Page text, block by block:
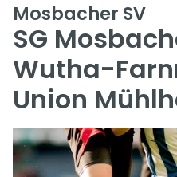
Mosbacher SV
SG
Wutha-
Union